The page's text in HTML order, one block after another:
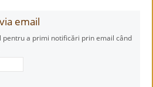
email
pentru a primi notificări prin email când